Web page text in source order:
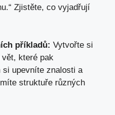
Zjistěte, co vyjadřují
příkladů: Vytvořte si
které ⁣pak
si upevníte znalosti a
struktuře různých